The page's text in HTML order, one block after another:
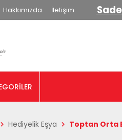
Hakkımızda İletişim
Hediyelik Eşya Toptan Orta